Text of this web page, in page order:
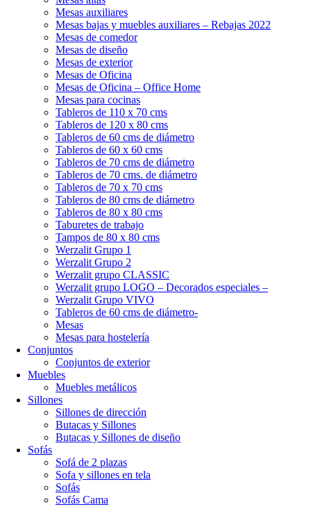
Mesas auxiliares
Mesas bajas y muebles auxiliares – Rebajas 2022
Mesas de comedor
Mesas de diseño
Mesas de exterior
Mesas de Oficina
Mesas de Oficina – Office Home
Mesas para cocinas
Tableros de 110 x 70 cms
Tableros de 120 x 80 cms
Tableros de 60 cms de diámetro
Tableros de 60 x 60 cms
Tableros de 70 cms de diámetro
Tableros de 70 cms. de diámetro
Tableros de 70 x 70 cms
Tableros de 80 cms de diámetro
Tableros de 80 x 80 cms
Taburetes de trabajo
Tampos de 80 x 80 cms
Werzalit Grupo 1
Werzalit Grupo 2
Werzalit grupo CLASSIC
Werzalit grupo LOGO – Decorados especiales –
Werzalit Grupo VIVO
Tableros de 60 cms de diámetro-
Mesas
Mesas para hostelería
Conjuntos
Conjuntos de exterior
Muebles
Muebles metálicos
Sillones
Sillones de dirección
Butacas y Sillones
Butacas y Sillones de diseño
Sofás
Sofá de 2 plazas
Sofa y sillones en tela
Sofás
Sofás Cama